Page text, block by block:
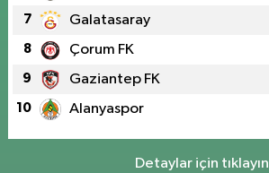
7 Galatasaray
8 Çorum FK
9 Gaziantep FK
10 Alanyaspor
Detaylar için tıklayın